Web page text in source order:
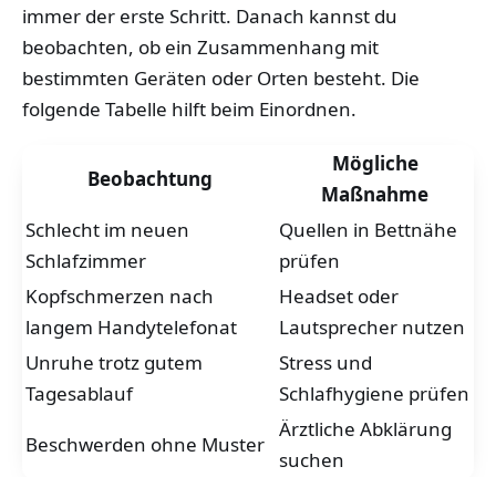
immer der erste Schritt. Danach kannst du
beobachten, ob ein Zusammenhang mit
bestimmten Geräten oder Orten besteht. Die
folgende Tabelle hilft beim Einordnen.
Beobachtung
Mögliche
Maßnahme
Schlecht im neuen
Schlafzimmer
Quellen in Bettnähe
prüfen
Kopfschmerzen nach
langem Handytelefonat
Headset oder
Lautsprecher nutzen
Unruhe trotz gutem
Tagesablauf
Stress und
Schlafhygiene prüfen
Beschwerden ohne Muster
Ärztliche Abklärung
suchen